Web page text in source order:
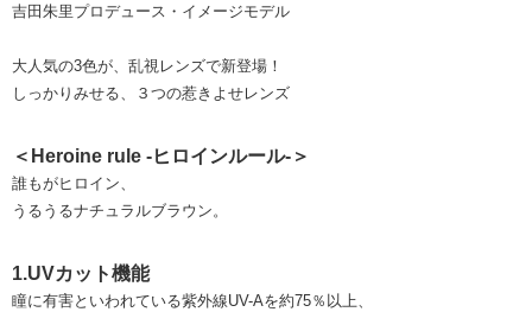
吉田朱里プロデュース・イメージモデル
大人気の3色が、乱視レンズで新登場！
しっかりみせる、３つの惹きよせレンズ
＜Heroine rule -ヒロインルール-＞
誰もがヒロイン、
うるうるナチュラルブラウン。
1.UVカット機能
瞳に有害といわれている紫外線UV-Aを約75％以上、